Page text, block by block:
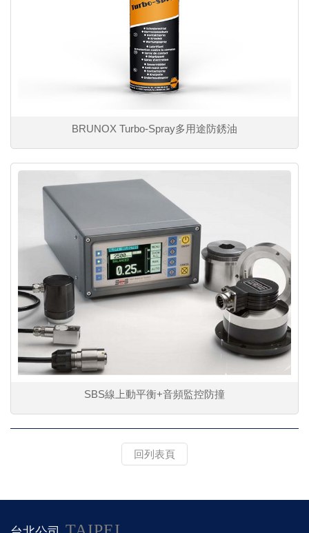
BRUNOX Turbo-Spray多用途防銹油
SBS線上動平衡+音頻監控防撞
回列表頁